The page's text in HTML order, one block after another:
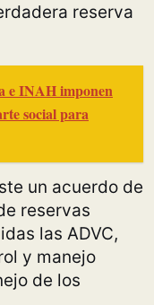
reserva
e INAH imponen
social para
un acuerdo de
reservas
las ADVC,
y manejo
de los